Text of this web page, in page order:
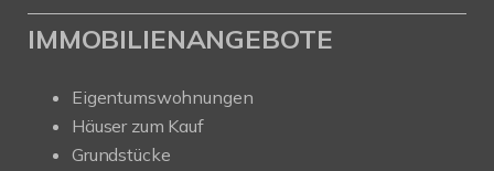
IMMOBILIENANGEBOTE
Eigentumswohnungen
Häuser zum Kauf
Grundstücke